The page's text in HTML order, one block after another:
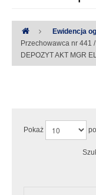
Ewidencja
Przechowawca nr 441
DEPOZYT AKT MGR
Pokaż